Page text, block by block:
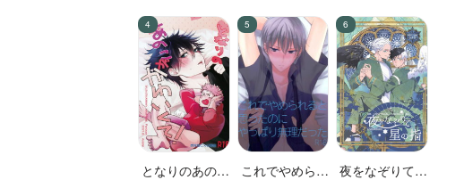
蓮が、不倫して
いる。
となりのあのこ
これでやめられ
夜をなぞりて星